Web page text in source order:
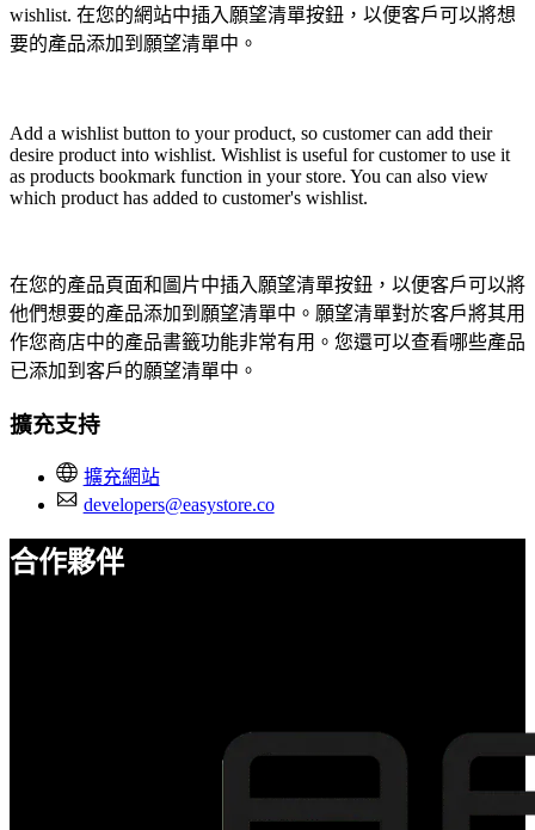
wishlist. 在您的網站中插入願望清單按鈕，以便客戶可以將想
要的產品添加到願望清單中。
Add a wishlist button to your product, so customer can add their
desire product into wishlist. Wishlist is useful for customer to use it
as products bookmark function in your store. You can also view
which product has added to customer's wishlist.
在您的產品頁面和圖片中插入願望清單按鈕，以便客戶可以將
他們想要的產品添加到願望清單中。願望清單對於客戶將其用
作您商店中的產品書籤功能非常有用。您還可以查看哪些產品
已添加到客戶的願望清單中。
擴充支持
擴充網站
developers@easystore.co
合作夥伴